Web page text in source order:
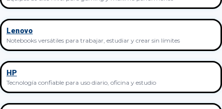
Lenovo
Notebooks versátiles para trabajar, estudiar y crear sin límites
HP
Tecnología confiable para uso diario, oficina y estudio